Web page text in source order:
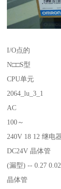
I/O点的
N□□S型
CPU单元
2064_lu_3_1
AC
100～
240V 18 12 继电
DC24V 晶体管
(漏型) -- 0.27
晶体管